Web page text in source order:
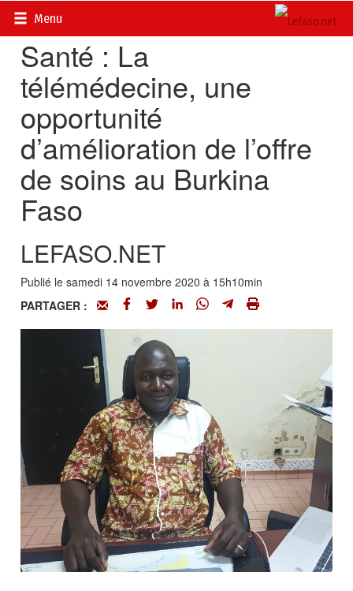
Menu
Accueil>
Santé : La
télémédecine, une
opportunité
d’amélioration de l’offre
de soins au Burkina
Faso
LEFASO.NET
Publié le samedi 14 novembre 2020 à 15h10min
PARTAGER :